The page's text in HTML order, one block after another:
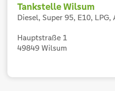
Tankstelle Wilsum
Diesel, Super 95, E10, LPG,
Hauptstraße 1
49849 Wilsum